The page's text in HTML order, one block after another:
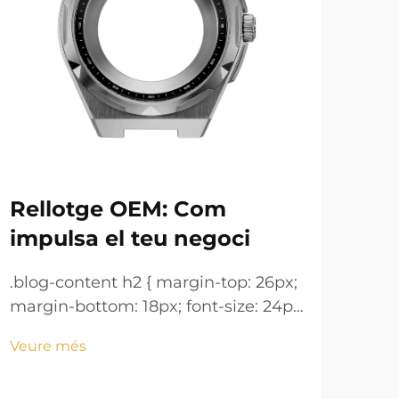
Rellotge OEM: Com
impulsa el teu negoci
.blog-content h2 { margin-top: 26px;
margin-bottom: 18px; font-size: 24px
height: normal; } .blog-content h3 {
Veure més